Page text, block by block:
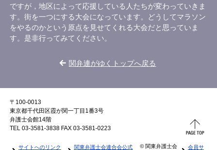
〒100-0013
東京都千代田区霞が関一丁目1番3号
弁護士会館14階
TEL 03-3581-3838 FAX 03-3581-0223
サイトへのリンク 関東弁護士会連合会公式 © 関東弁護士会 会員サ
ですが，地区によって応援している人たちが変わっていきま
す。街を一つにする大会になっています。どうしてマラソン
をやるのかという原点を見せてくれる大会だと思っていま
す。是非行ってみてください。
関弁連がゆくトップへ戻る